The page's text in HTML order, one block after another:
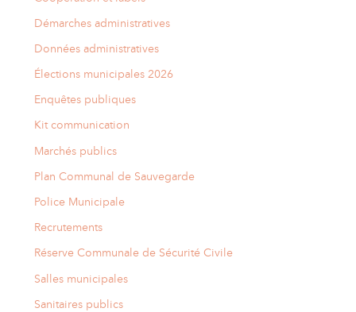
Démarches administratives
Données administratives
Élections municipales 2026
Enquêtes publiques
Kit communication
Marchés publics
Plan Communal de Sauvegarde
Police Municipale
Recrutements
Réserve Communale de Sécurité Civile
Salles municipales
Sanitaires publics